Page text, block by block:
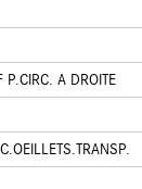
P.CIRC. A DROITE